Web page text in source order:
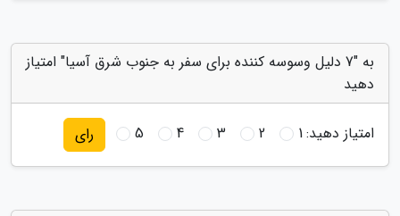
به "7 دلیل وسوسه کننده برای سفر به جنوب شرق آسیا" امتیاز
دهید
امتیاز دهید:1
2
3
4
5 رای